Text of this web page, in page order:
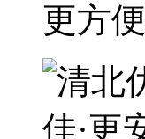
更方便